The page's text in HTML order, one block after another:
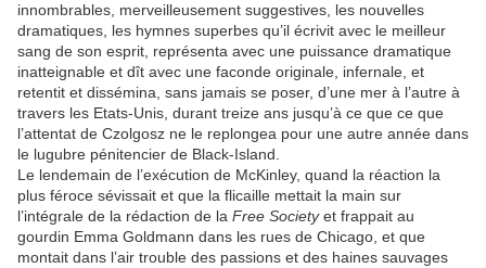
innombrables, merveilleusement suggestives, les nouvelles
dramatiques, les hymnes superbes qu’il écrivit avec le meilleur
sang de son esprit, représenta avec une puissance dramatique
inatteignable et dît avec une faconde originale, infernale, et
retentit et dissémina, sans jamais se poser, d’une mer à l’autre à
travers les Etats-Unis, durant treize ans jusqu’à ce que ce que
l’attentat de Czolgosz ne le replongea pour une autre année dans
le lugubre pénitencier de Black-Island.
Le lendemain de l’exécution de McKinley, quand la réaction la
plus féroce sévissait et que la flicaille mettait la main sur
l’intégrale de la rédaction de la Free Societyet frappait au
gourdin Emma Goldmann dans les rues de Chicago, et que
montait dans l’air trouble des passions et des haines sauvages